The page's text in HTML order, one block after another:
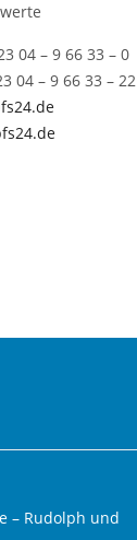
04 – 9 66 33 – 0
04 – 9 66 33 – 22
– Rudolph und